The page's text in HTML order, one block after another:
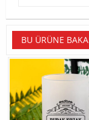
BU ÜRÜNE